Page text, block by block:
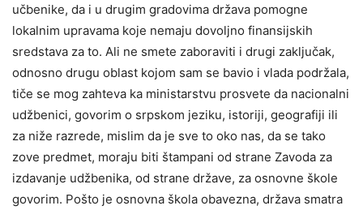
učbenike, da i u drugim gradovima država pomogne
lokalnim upravama koje nemaju dovoljno finansijskih
sredstava za to. Ali ne smete zaboraviti i drugi zaključak,
odnosno drugu oblast kojom sam se bavio i vlada podržala,
tiče se mog zahteva ka ministarstvu prosvete da nacionalni
udžbenici, govorim o srpskom jeziku, istoriji, geografiji ili
za niže razrede, mislim da je sve to oko nas, da se tako
zove predmet, moraju biti štampani od strane Zavoda za
izdavanje udžbenika, od strane države, za osnovne škole
govorim. Pošto je osnovna škola obavezna, država smatra